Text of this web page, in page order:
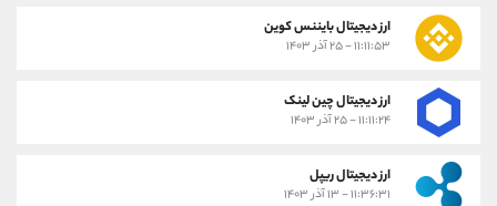
ارز دیجیتال بایننس کوین
۱۱:۱۱:۵۳ - ۲۵ آذر ۱۴۰۳
ارز دیجیتال چین لینک
۱۱:۱۱:۲۴ - ۲۵ آذر ۱۴۰۳
ارز دیجیتال ریپل
۱۱:۳۶:۳۱ - ۱۳ آذر ۱۴۰۳